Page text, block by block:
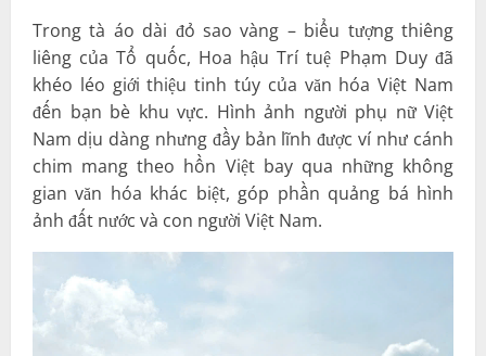
Trong tà áo dài đỏ sao vàng – biểu tượng thiêng
liêng của Tổ quốc, Hoa hậu Trí tuệ Phạm Duy đã
khéo léo giới thiệu tinh túy của văn hóa Việt Nam
đến bạn bè khu vực. Hình ảnh người phụ nữ Việt
Nam dịu dàng nhưng đầy bản lĩnh được ví như cánh
chim mang theo hồn Việt bay qua những không
gian văn hóa khác biệt, góp phần quảng bá hình
ảnh đất nước và con người Việt Nam.